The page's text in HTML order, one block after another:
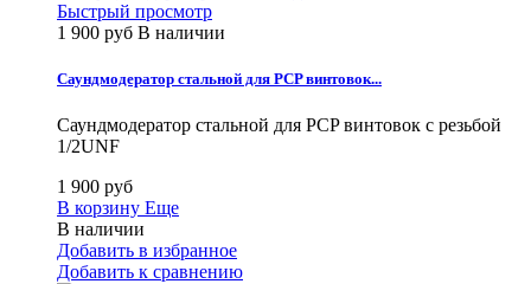
Быстрый просмотр
1 900 руб В наличии
Саундмодератор стальной для PCP винтовок...
Саундмодератор стальной для PCP винтовок с резьбой
1/2UNF
1 900 руб
В корзину Еще
В наличии
Добавить в избранное
Добавить к сравнению